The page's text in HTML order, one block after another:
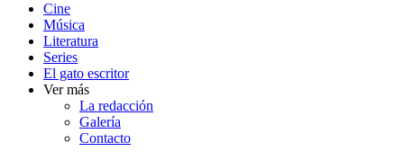
Cine
Música
Literatura
Series
El gato escritor
Ver más
La redacción
Galería
Contacto